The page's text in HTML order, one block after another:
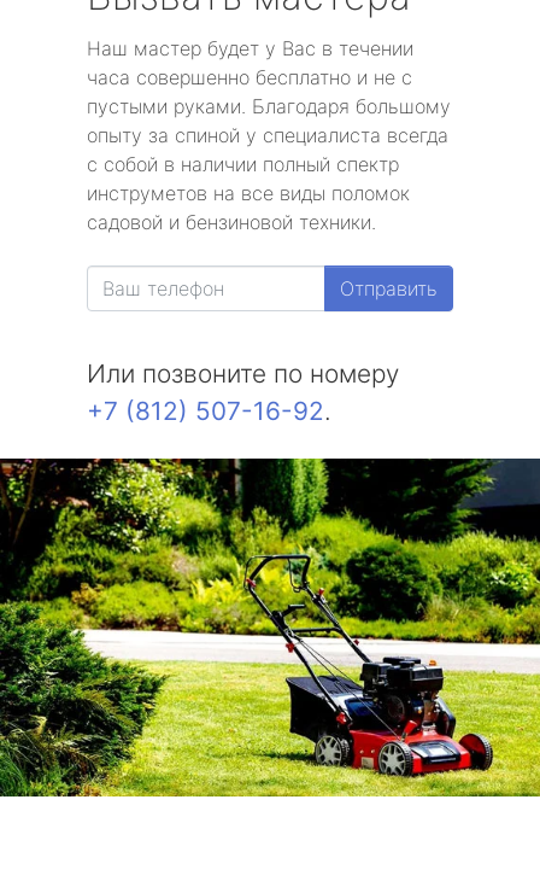
Наш мастер будет у Вас в течении
часа совершенно бесплатно и не с
пустыми руками. Благодаря большому
опыту за спиной у специалиста всегда
с собой в наличии полный спектр
инструметов на все виды поломок
садовой и бензиновой техники.
Отправить
Или позвоните по номеру
+7 (812) 507-16-92.